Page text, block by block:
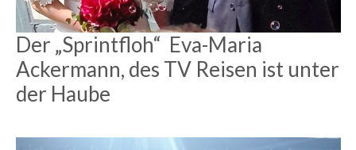
Der „Sprintfloh“ Eva-Maria
Ackermann, des TV Reisen ist unter
der Haube